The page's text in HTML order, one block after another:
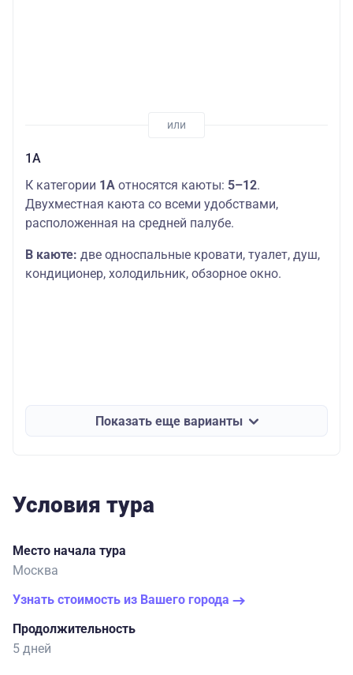
1А
К категории 1А относятся каюты: 5–12.
Двухместная каюта со всеми удобствами,
расположенная на средней палубе.
В каюте: две односпальные кровати, туалет, душ,
кондиционер, холодильник, обзорное окно.
Показать еще варианты
Условия тура
Место начала тура
Москва
Узнать стоимость из Вашего города
Продолжительность
5 дней